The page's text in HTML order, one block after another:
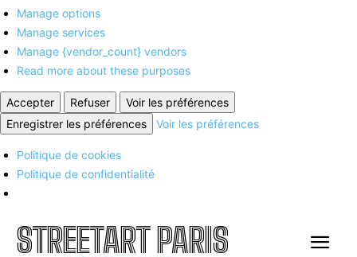
Manage options
Manage services
Manage {vendor_count} vendors
Read more about these purposes
Accepter Refuser
Voir les préférences
Enregistrer les préférences
Voir les préférences
Politique de cookies
Politique de confidentialité
STREETART PARIS